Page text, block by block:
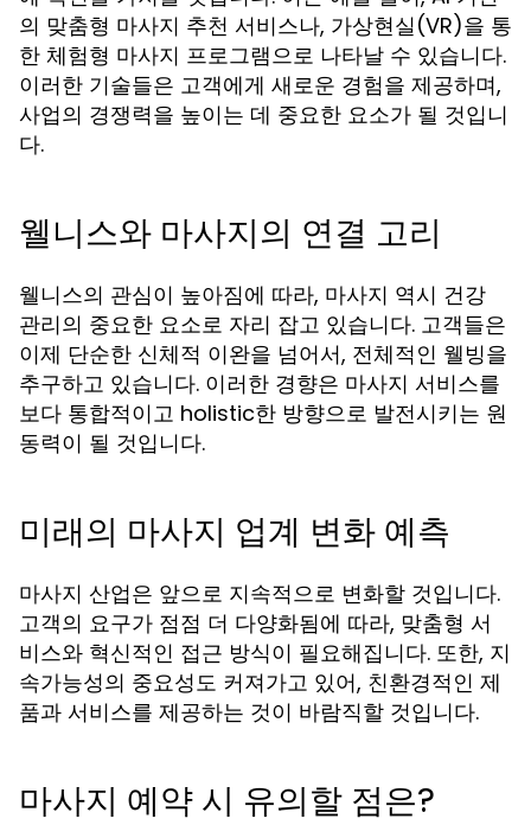
의 맞춤형 마사지 추천 서비스나, 가상현실(VR)을 통
한 체험형 마사지 프로그램으로 나타날 수 있습니다.
이러한 기술들은 고객에게 새로운 경험을 제공하며,
사업의 경쟁력을 높이는 데 중요한 요소가 될 것입니
다.
웰니스와 마사지의 연결 고리
웰니스의 관심이 높아짐에 따라, 마사지 역시 건강
관리의 중요한 요소로 자리 잡고 있습니다. 고객들은
이제 단순한 신체적 이완을 넘어서, 전체적인 웰빙을
추구하고 있습니다. 이러한 경향은 마사지 서비스를
보다 통합적이고 holistic한 방향으로 발전시키는 원
동력이 될 것입니다.
미래의 마사지 업계 변화 예측
마사지 산업은 앞으로 지속적으로 변화할 것입니다.
고객의 요구가 점점 더 다양화됨에 따라, 맞춤형 서
비스와 혁신적인 접근 방식이 필요해집니다. 또한, 지
속가능성의 중요성도 커져가고 있어, 친환경적인 제
품과 서비스를 제공하는 것이 바람직할 것입니다.
마사지 예약 시 유의할 점은?